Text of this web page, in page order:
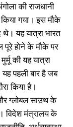
की राजधानी
गया। इस मौके
यह यात्रा भारत
होने के मौके पर
की यह यात्रा
पहली बार है जब
किया है।
ग्लोबल साउथ के
विदेश मंत्रालय के